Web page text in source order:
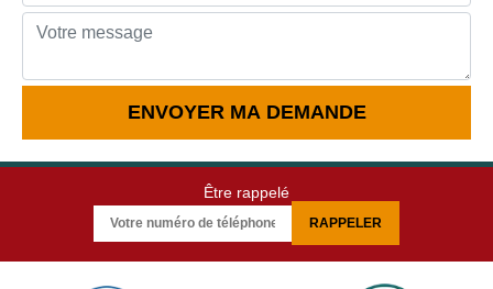
Être rappelé